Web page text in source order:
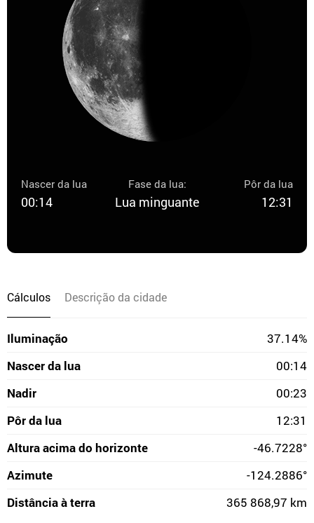
Nascer da lua
00:14
Fase da lua:
Lua minguante
Pôr da lua
12:31
Cálculos Descrição da cidade
Iluminação
37.14%
Nascer da lua
00:14
Nadir
00:23
Pôr da lua
12:31
Altura acima do horizonte
-46.7228°
Azimute
-124.2886°
Distância à terra
365 868,97 km